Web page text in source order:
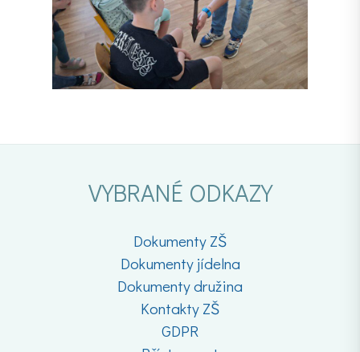
VYBRANÉ ODKAZY
Dokumenty ZŠ
Dokumenty jídelna
Dokumenty družina
Kontakty ZŠ
GDPR